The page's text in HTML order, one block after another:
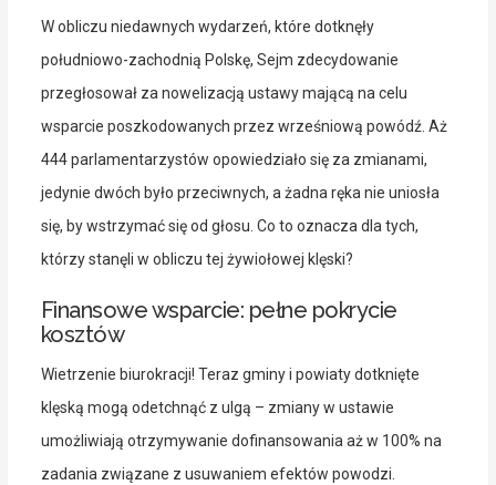
W obliczu niedawnych wydarzeń, które dotknęły
południowo-zachodnią Polskę, Sejm zdecydowanie
przegłosował za nowelizacją ustawy mającą na celu
wsparcie poszkodowanych przez wrześniową powódź. Aż
444 parlamentarzystów opowiedziało się za zmianami,
jedynie dwóch było przeciwnych, a żadna ręka nie uniosła
się, by wstrzymać się od głosu. Co to oznacza dla tych,
którzy stanęli w obliczu tej żywiołowej klęski?
Finansowe wsparcie: pełne pokrycie
kosztów
Wietrzenie biurokracji! Teraz gminy i powiaty dotknięte
klęską mogą odetchnąć z ulgą – zmiany w ustawie
umożliwiają otrzymywanie dofinansowania aż w 100% na
zadania związane z usuwaniem efektów powodzi.